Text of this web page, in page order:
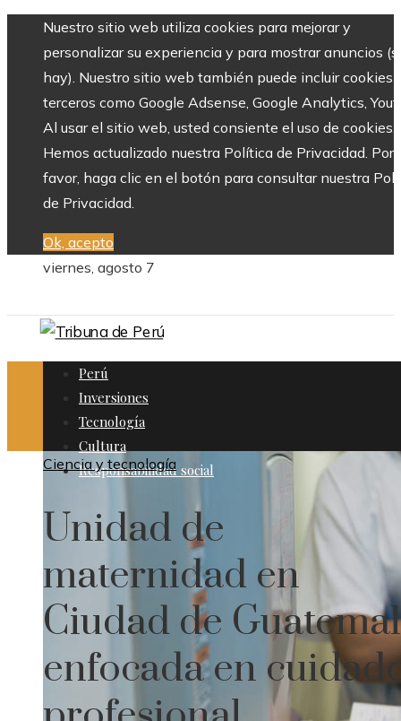
Nuestro sitio web utiliza cookies para mejorar y
personalizar su experiencia y para mostrar anuncios
hay). Nuestro sitio web también puede incluir cookies
terceros como Google Adsense, Google Analytics,
Al usar el sitio web, usted consiente el uso de cookies.
Hemos actualizado nuestra Política de Privacidad. Por
favor, haga clic en el botón para consultar nuestra
de Privacidad.
Ok, acepto
viernes, agosto 7
Perú
Inversiones
Tecnología
Cultura
Responsabilidad social
Ciencia y tecnología
Unidad de
maternidad en
Ciudad de
enfocada en